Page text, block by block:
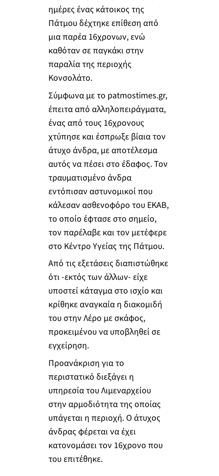
ημέρες ένας κάτοικος της
Πάτμου δέχτηκε επίθεση από
μια παρέα 16χρονων, ενώ
καθόταν σε παγκάκι στην
παραλία της περιοχής
Κονσολάτο.
Σύμφωνα με το patmostimes.gr,
έπειτα από αλληλοπειράγματα,
ένας από τους 16χρονους
χτύπησε και έσπρωξε βίαια τον
άτυχο άνδρα, με αποτέλεσμα
αυτός να πέσει στο έδαφος. Τον
τραυματισμένο άνδρα
εντόπισαν αστυνομικοί που
κάλεσαν ασθενοφόρο του ΕΚΑΒ,
το οποίο έφτασε στο σημείο,
τον παρέλαβε και τον μετέφερε
στο Κέντρο Υγείας της Πάτμου.
Από τις εξετάσεις διαπιστώθηκε
ότι -εκτός των άλλων- είχε
υποστεί κάταγμα στο ισχίο και
κρίθηκε αναγκαία η διακομιδή
του στην Λέρο με σκάφος,
προκειμένου να υποβληθεί σε
εγχείρηση.
Προανάκριση για το
περιστατικό διεξάγει η
υπηρεσία του Λιμεναρχείου
στην αρμοδιότητα της οποίας
υπάγεται η περιοχή. Ο άτυχος
άνδρας φέρεται να έχει
κατονομάσει τον 16χρονο που
του επιτέθηκε.